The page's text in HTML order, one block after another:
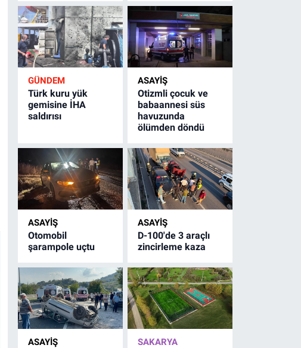
GÜNDEM
Türk kuru yük
gemisine İHA
saldırısı
ASAYİŞ
Otizmli çocuk ve
babaannesi süs
havuzunda
ölümden döndü
ASAYİŞ
Otomobil
şarampole uçtu
ASAYİŞ
D-100'de 3 araçlı
zincirleme kaza
ASAYİŞ SAKARYA